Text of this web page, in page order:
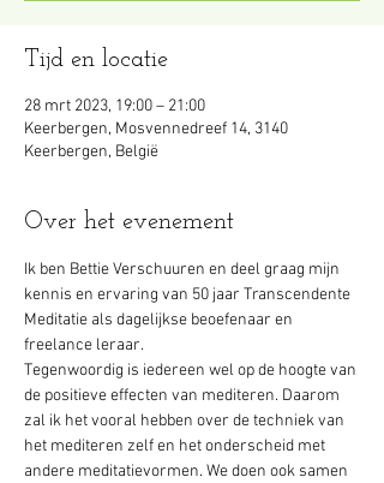
Tijd en locatie
28 mrt 2023, 19:00 – 21:00
Keerbergen, Mosvennedreef 14, 3140
Keerbergen, België
Over het evenement
Ik ben Bettie Verschuuren en deel graag mijn
kennis en ervaring van 50 jaar Transcendente
Meditatie als dagelijkse beoefenaar en
freelance leraar.
Tegenwoordig is iedereen wel op de hoogte van
de positieve effecten van mediteren. Daarom
zal ik het vooral hebben over de techniek van
het mediteren zelf en het onderscheid met
andere meditatievormen. We doen ook samen